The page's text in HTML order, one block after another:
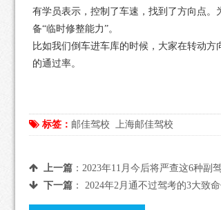
有学员表示，控制了车速，找到了方向点
备“临时修整能力”。
比如我们倒车进车库的时候，大家在转动
的通过率。
标签： 邮佳驾校 上海邮佳驾校
上一篇： 2023年11月今后将严查这6种副
下一篇： 2024年2月通不过驾考的3大致